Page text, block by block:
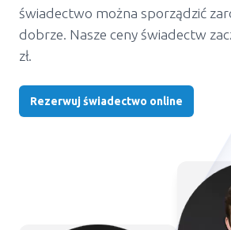
świadectwo można sporządzić
dobrze. Nasze ceny świadectw
zł.
Rezerwuj świadectwo online